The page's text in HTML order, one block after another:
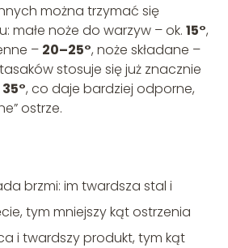
można trzymać się
małe noże do warzyw – ok. 15°,
– 20–25°, noże składane –
tasaków stosuje się już znacznie
35°, co daje bardziej odporne,
ostrze.
brzmi: im twardsza stal i
tym mniejszy kąt ostrzenia
i twardszy produkt, tym kąt